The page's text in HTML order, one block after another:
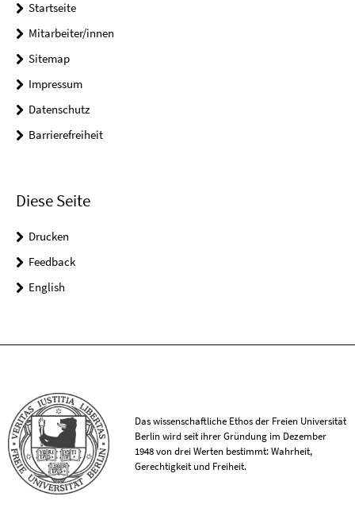
Startseite
Mitarbeiter/innen
Sitemap
Impressum
Datenschutz
Barrierefreiheit
Diese Seite
Drucken
Feedback
English
Das wissenschaftliche Ethos der Freien Universität
Berlin wird seit ihrer Gründung im Dezember
1948 von drei Werten bestimmt: Wahrheit,
Gerechtigkeit und Freiheit.